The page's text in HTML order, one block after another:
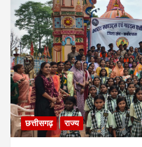
छत्तीसगढ़ राज्य